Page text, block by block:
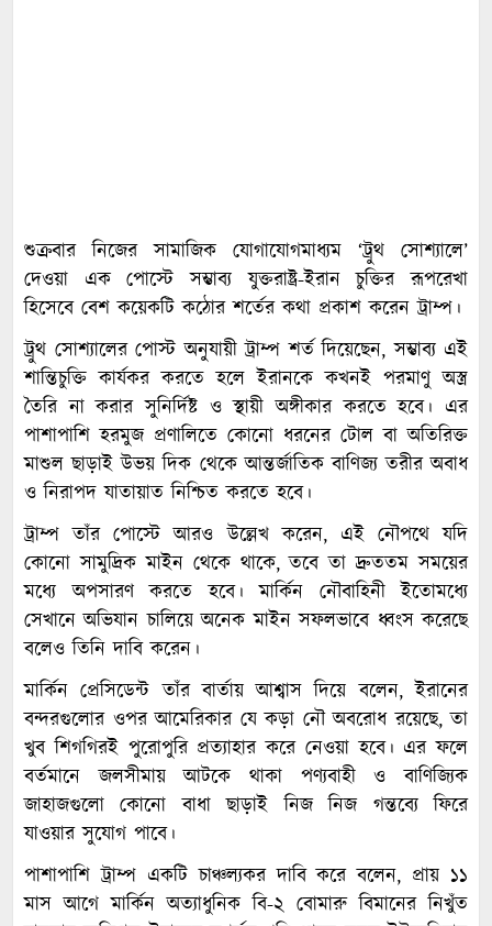
শুক্রবার নিজের সামাজিক যোগাযোগমাধ্যম ‘ট্রুথ সোশ্যালে’
দেওয়া এক পোস্টে সম্ভাব্য যুক্তরাষ্ট্র-ইরান চুক্তির রূপরেখা
হিসেবে বেশ কয়েকটি কঠোর শর্তের কথা প্রকাশ করেন ট্রাম্প।
ট্রুথ সোশ্যালের পোস্ট অনুযায়ী ট্রাম্প শর্ত দিয়েছেন, সম্ভাব্য এই
শান্তিচুক্তি কার্যকর করতে হলে ইরানকে কখনই পরমাণু অস্ত্র
তৈরি না করার সুনির্দিষ্ট ও স্থায়ী অঙ্গীকার করতে হবে। এর
পাশাপাশি হরমুজ প্রণালিতে কোনো ধরনের টোল বা অতিরিক্ত
মাশুল ছাড়াই উভয় দিক থেকে আন্তর্জাতিক বাণিজ্য তরীর অবাধ
ও নিরাপদ যাতায়াত নিশ্চিত করতে হবে।
ট্রাম্প তাঁর পোস্টে আরও উল্লেখ করেন, এই নৌপথে যদি
কোনো সামুদ্রিক মাইন থেকে থাকে, তবে তা দ্রুততম সময়ের
মধ্যে অপসারণ করতে হবে। মার্কিন নৌবাহিনী ইতোমধ্যে
সেখানে অভিযান চালিয়ে অনেক মাইন সফলভাবে ধ্বংস করেছে
বলেও তিনি দাবি করেন।
মার্কিন প্রেসিডেন্ট তাঁর বার্তায় আশ্বাস দিয়ে বলেন, ইরানের
বন্দরগুলোর ওপর আমেরিকার যে কড়া নৌ অবরোধ রয়েছে, তা
খুব শিগগিরই পুরোপুরি প্রত্যাহার করে নেওয়া হবে। এর ফলে
বর্তমানে জলসীমায় আটকে থাকা পণ্যবাহী ও বাণিজ্যিক
জাহাজগুলো কোনো বাধা ছাড়াই নিজ নিজ গন্তব্যে ফিরে
যাওয়ার সুযোগ পাবে।
পাশাপাশি ট্রাম্প একটি চাঞ্চল্যকর দাবি করে বলেন, প্রায় ১১
মাস আগে মার্কিন অত্যাধুনিক বি-২ বোমারু বিমানের নিখুঁত